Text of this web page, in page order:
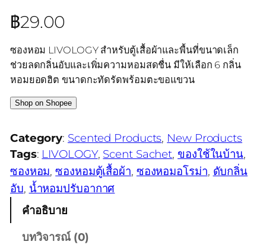
฿29.00
ซองหอม LIVOLOGY สำหรับตู้เสื้อผ้าและพื้นที่ขนาดเล็ก
ช่วยลดกลิ่นอับและเพิ่มความหอมสดชื่น มีให้เลือก 6 กลิ่น
หอมยอดฮิต ขนาดกะทัดรัดพร้อมตะขอแขวน
Shop on Shopee
Category: Scented Products, New Products
Tags: LIVOLOGY, Scent Sachet, ของใช้ในบ้าน
ซองหอม, ซองหอมตู้เสื้อผ้า, ซองหอมอโรม่า, ดับกลิ่น
อับ, น้ำหอมปรับอากาศ
คำอธิบาย
บทวิจารณ์ (0)